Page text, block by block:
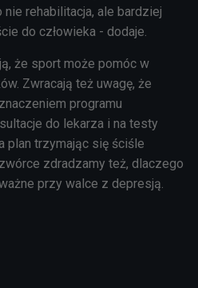
nie rehabilitacja, ale bardziej
do człowieka - dodaje.
że sport może pomóc w
Zwracają też uwagę, że
programu
do lekarza i na testy
plan trzymając się ściśle
zdradzamy też, dlaczego
przy walce z depresją.